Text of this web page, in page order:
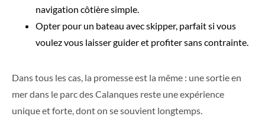
navigation côtière simple.
Opter pour un bateau avec skipper, parfait si vous
voulez vous laisser guider et profiter sans contrainte.
Dans tous les cas, la promesse est la même : une sortie en
mer dans le parc des Calanques reste une expérience
unique et forte, dont on se souvient longtemps.